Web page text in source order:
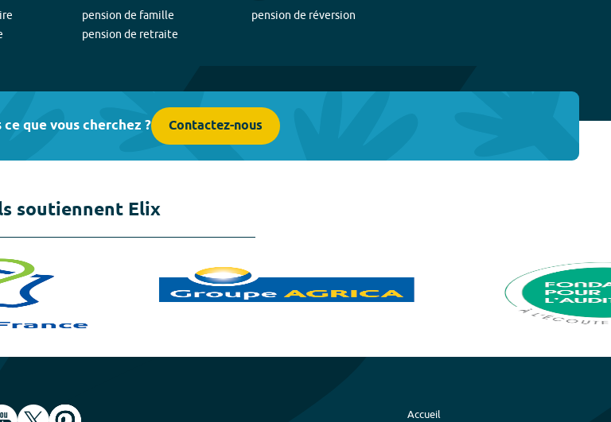
pension de famille
pension de retraite
pension de réversion
que vous cherchez ? Contactez-nous
soutiennent Elix
Accueil